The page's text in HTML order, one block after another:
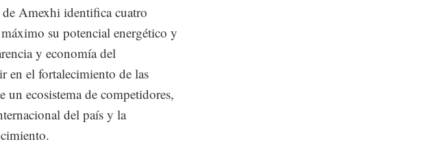
Amexhi identifica cuatro
su potencial energético y
y economía del
en el fortalecimiento de las
ecosistema de competidores,
del país y la